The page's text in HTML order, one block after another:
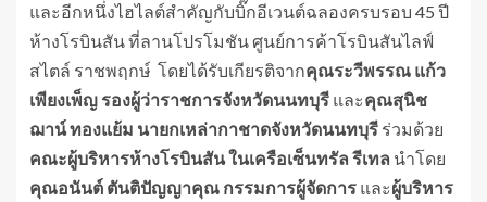
และอีกหนึ่งไฮไลต์สำคัญกับบิ๊กอีเวนต์ฉลองครบรอบ 45 ปี
ห้างโรบินสัน ที่ลานโปรโมชัน ศูนย์การค้าโรบินสันไลฟ์
สไตล์ ราชพฤกษ์ โดยได้รับเกียรติจากคุณระวีพรรณ แก้ว
เพียงเพ็ญ รองผู้ว่าราชการจังหวัดนนทบุรี และคุณสุนิช
ฌาน์ ทองแย้ม นายกเหล่ากาชาดจังหวัดนนทบุรี ร่วมด้วย
คณะผู้บริหารห้างโรบินสัน ในเครือเซ็นทรัล รีเทล นำโดย
คุณอนันต์ ตันติปัญญาคุณ กรรมการผู้จัดการ และผู้บริหาร